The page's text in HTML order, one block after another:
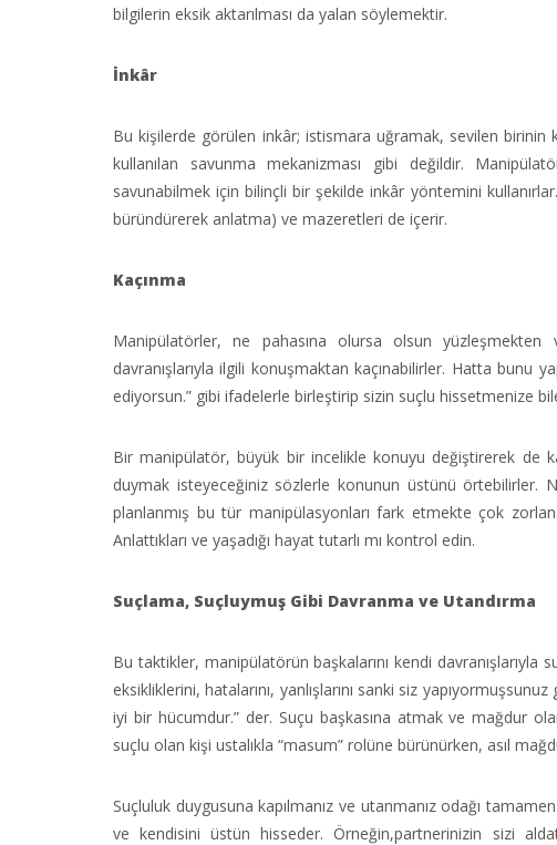
bilgilerin eksik aktarılması da yalan söylemektir.
İnkâr
Bu kişilerde görülen inkâr; istismara uğramak, sevilen birinin
kullanılan savunma mekanizması gibi değildir.
savunabilmek için bilinçli bir şekilde inkâr yöntemini
büründürerek anlatma) ve mazeretleri de içerir.
Kaçınma
Manipülatörler, ne pahasına olursa olsun
davranışlarıyla ilgili konuşmaktan kaçınabilirler. Hatta bunu
ediyorsun.” gibi ifadelerle birleştirip sizin suçlu hissetmenize
Bir manipülatör, büyük bir incelikle konuyu değiştirerek de
duymak isteyeceğiniz sözlerle konunun üstünü örtebilirler.
planlanmış bu tür manipülasyonları fark etmekte çok
Anlattıkları ve yaşadığı hayat tutarlı mı kontrol edin.
Suçlama, Suçluymuş Gibi Davranma ve Utandırma
Bu taktikler, manipülatörün başkalarını kendi davranışlarıyla
eksikliklerini, hatalarını, yanlışlarını sanki siz
iyi bir hücumdur.” der. Suçu başkasına atmak ve mağdur
suçlu olan kişi ustalıkla “masum” rolüne bürünürken, asıl
Suçluluk duygusuna kapılmanız ve utanmanız odağı
ve kendisini üstün hisseder. Örneğin,partnerinizin sizi